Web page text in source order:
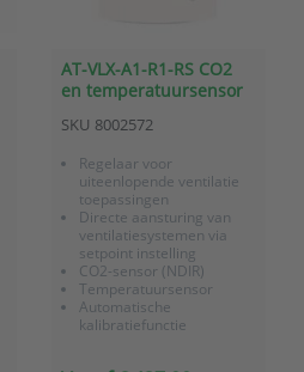
AT-VLX-A1-R1-RS CO2
en temperatuursensor
analoge 0-10V uitgang,
relais en Modbus RS485
SKU 8002572
Regelaar voor
uiteenlopende ventilatie
toepassingen
Directe aansturing van
ventilatiesystemen via
setpoint instelling
CO2-sensor (NDIR)
Temperatuursensor
Automatische
kalibratiefunctie